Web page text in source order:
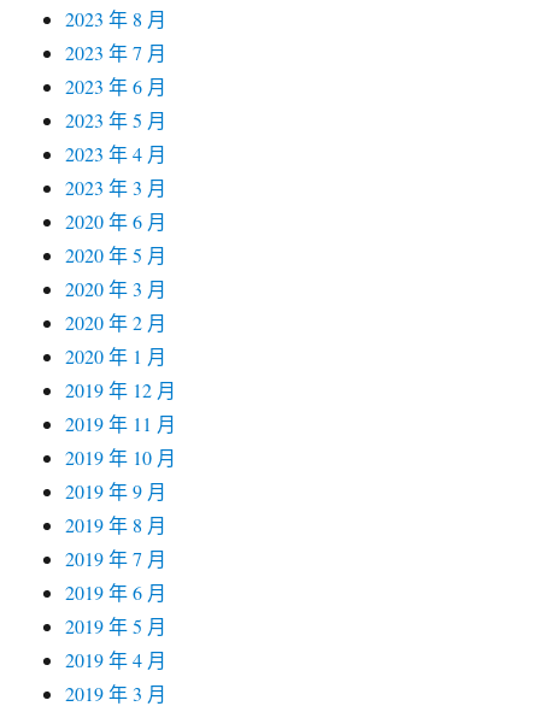
2023 年 8 月
2023 年 7 月
2023 年 6 月
2023 年 5 月
2023 年 4 月
2023 年 3 月
2020 年 6 月
2020 年 5 月
2020 年 3 月
2020 年 2 月
2020 年 1 月
2019 年 12 月
2019 年 11 月
2019 年 10 月
2019 年 9 月
2019 年 8 月
2019 年 7 月
2019 年 6 月
2019 年 5 月
2019 年 4 月
2019 年 3 月